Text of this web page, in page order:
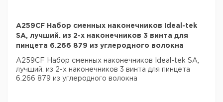
A259CF Набор сменных наконечников Ideal-tek
SA, лучший. из 2-х наконечников 3 винта для
пинцета 6.266 879 из углеродного волокна
A259CF Набор сменных наконечников Ideal-tek SA,
лучший. из 2-х наконечников 3 винта для пинцета
6.266 879 из углеродного волокна